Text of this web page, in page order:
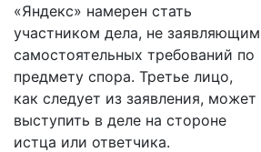
«Яндекс» намерен стать
участником дела, не заявляющим
самостоятельных требований по
предмету спора. Третье лицо,
как следует из заявления, может
выступить в деле на стороне
истца или ответчика.